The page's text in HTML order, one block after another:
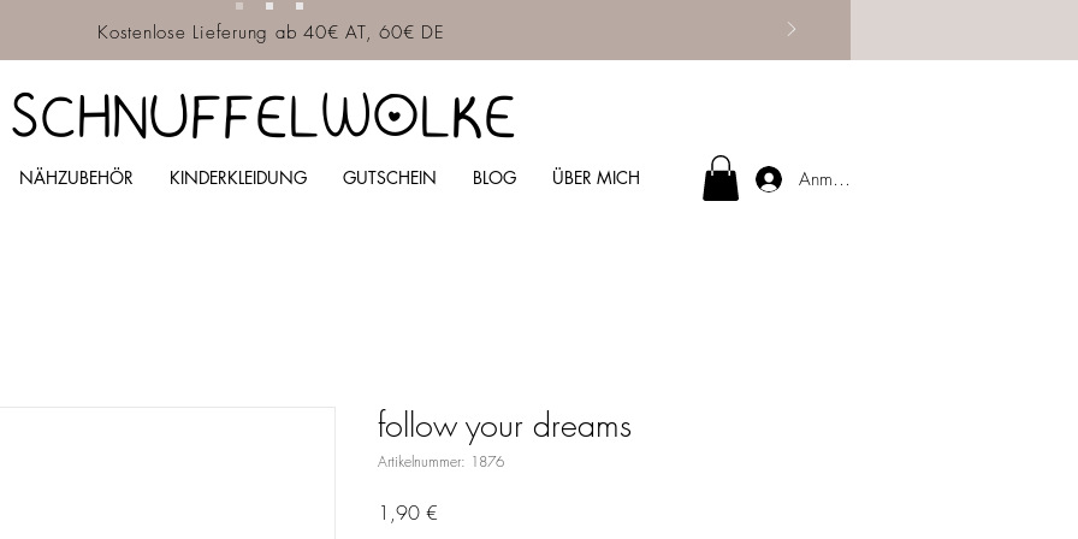
Kostenlose Lieferung ab 40€ AT, 60€ DE
SCHNUFFELWOLKE
NÄHZUBEHÖR KINDERKLEIDUNG GUTSCHEIN BLOG ÜBER MICH Anmelden
follow your dreams
Artikelnummer: 1876
1,90 €